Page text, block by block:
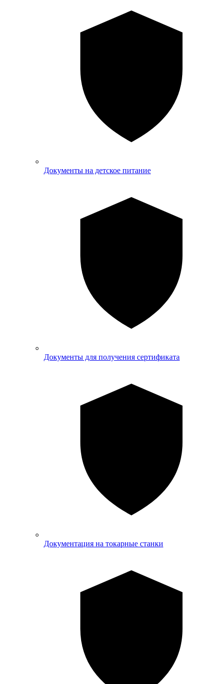
Документы на детское питание
Документы для получения сертификата
Документация на токарные станки